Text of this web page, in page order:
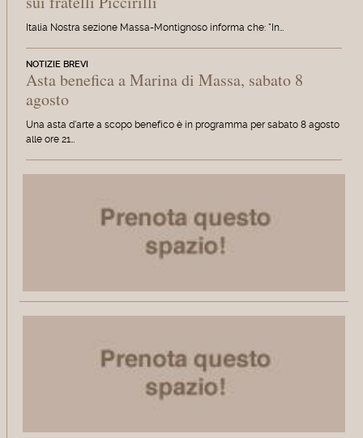
Italia Nostra sezione Massa-Montignoso informa che: "In…
NOTIZIE BREVI
Asta benefica a Marina di Massa, sabato 8
agosto
Una asta d'arte a scopo benefico è in programma per sabato 8 agosto
alle ore 21…